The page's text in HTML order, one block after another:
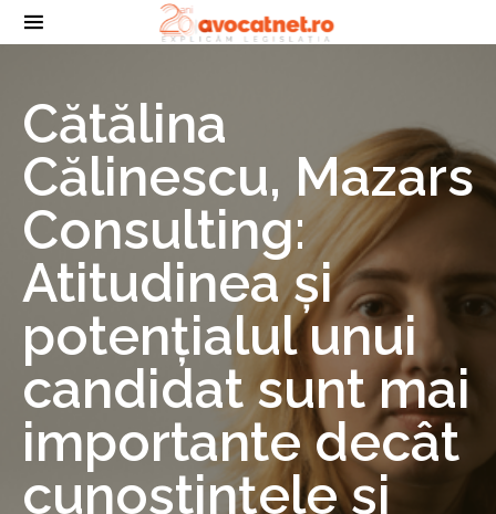
Cătălina
Călinescu, Mazars
Consulting:
Atitudinea și
potențialul unui
candidat sunt mai
importante decât
cunoștințele și